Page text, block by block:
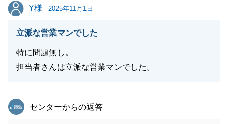
Y様
Y様 2025年11月1日
立派な営業マンでした
特に問題無し。
担当者さんは立派な営業マンでした。
東急リバブル
センターからの返答